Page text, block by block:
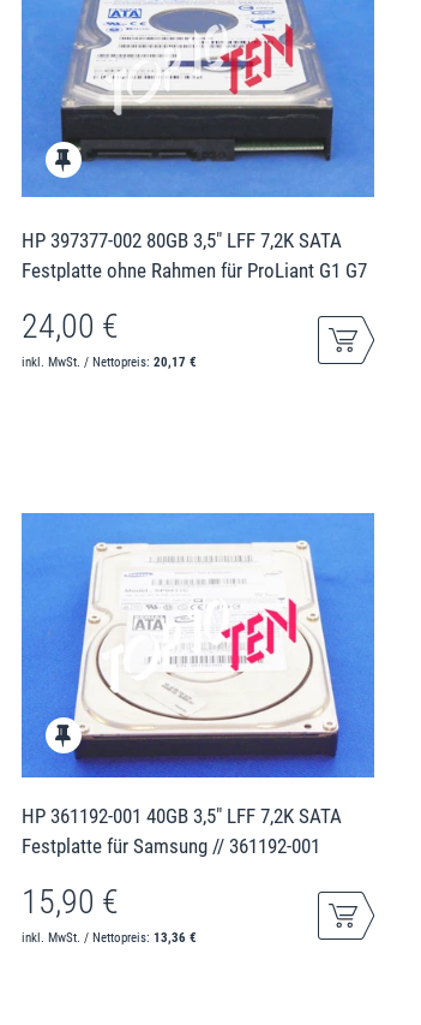
HP 397377-002 80GB 3,5" LFF 7,2K SATA
Festplatte ohne Rahmen für ProLiant G1 G7
24,00 €
inkl. MwSt. / Nettopreis: 20,17 €
HP 361192-001 40GB 3,5" LFF 7,2K SATA
Festplatte für Samsung // 361192-001
15,90 €
inkl. MwSt. / Nettopreis: 13,36 €